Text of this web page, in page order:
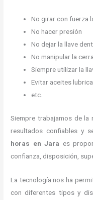
No girar con fuerza
No hacer presión
No dejar la llave
No manipular la
Siempre utilizar la
Evitar aceites
etc.
Siempre trabajamos de la
resultados confiables y
horas en Jara es
confianza, disposición,
La tecnología nos ha
con diferentes tipos y